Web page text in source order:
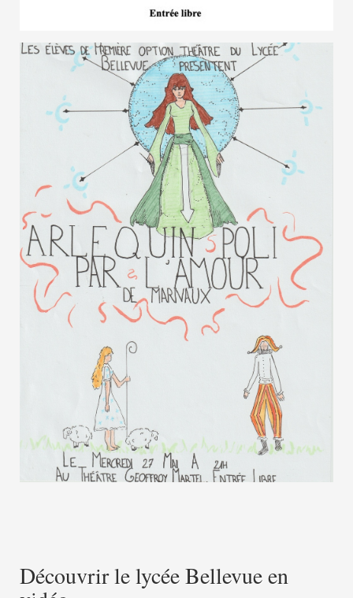
Découvrir le lycée Bellevue en